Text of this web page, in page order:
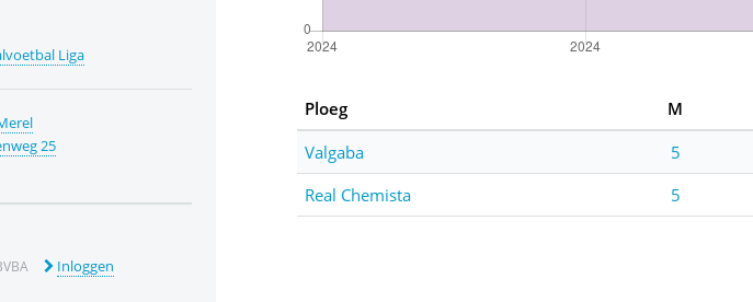
Ploeg M
Valgaba
5
Real Chemista
5
Liga
25
Inloggen